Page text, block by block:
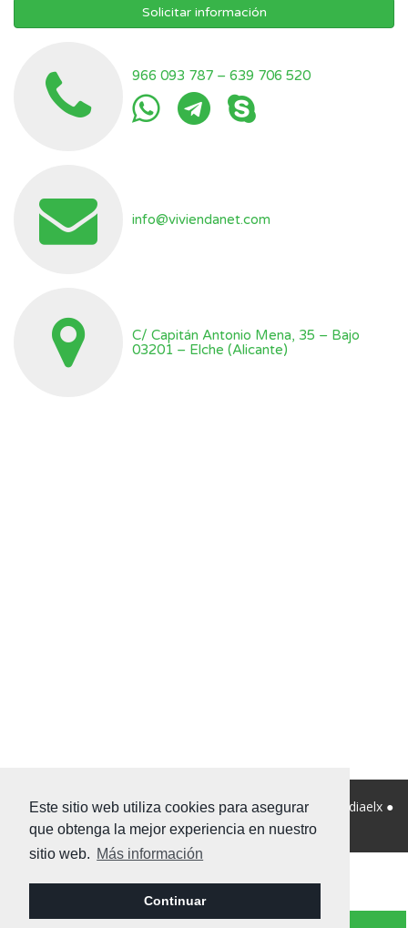
Este sitio web utiliza cookies para asegurar
que obtenga la mejor experiencia en nuestro
sitio web. Más información
Continuar
Solicitar información
966 093 787 – 639 706 520
info@viviendanet.com
C/ Capitán Antonio Mena, 35 – Bajo
03201 – Elche (Alicante)
© 2026 Viviendanet Asesores Inmobiliarios ● Diseño: Mediaelx ●
Nota legal●Privacidad● Mapa Web